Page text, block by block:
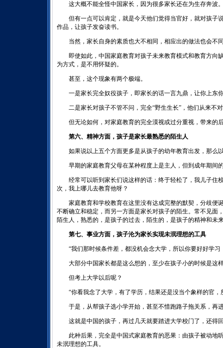
这大概不能全怪中国家长，因为很多家长还在为生存奔波
但有一点可以肯定，就是今天他们觉得当官好，就对孩子
作品，让孩子发奋读书。
当然，家长自身的素质也大不相同，相应出的做法也会不
即使如此，中国家庭教育对孩子未来教育模式和教育方向
为方式，是不用怀疑的。
甚至，这个现象有两个极端。
一是家长完全奴役孩子，即家长的话一言九鼎，让你上东
二是家长对孩子不管不问，完全“野生生长”，他们从来不
但无论如何，对家庭教育的完全漠视或过分重视，带来的
第六、精神方面，孩子是家长最熟悉的陌生人
如果说以上五个方面更多是从孩子的幼年教育出发，那么
早期的家庭教育父母在某种程度上是主人，但到成年期间
经常可以听到家长们说这样的话：终于轻松了，我儿子住
次，我上哪儿去教育他呀？
家庭教育和学校教育在这里没有达成完整的默契，分歧便
不断确立和稳定，而另一方面是家长对孩子的陌生。常不见面
陌生人，熟悉的，是孩子的过去，陌生的，是孩子的精神和未
第七、事业方面，孩子沦为家长实现未泯理想的工具
“我们那时候条件差，都没机会念大学，所以你要好好学习
大部分中国家长都是这么想的，至少在孩子小的时候是这
但考上大学以后呢？
“你看我念了大学，有了学历，结果还是没当个象样的官，
于是，从帮孩子选小学开始，甚至不惜跑路子拖关系，再
这就是中国的孩子，再过几天就要踏进大学校门了，还得
此种后果，完全是中国式家庭教育的恶果：由孩子被动地
未泯理想的工具。